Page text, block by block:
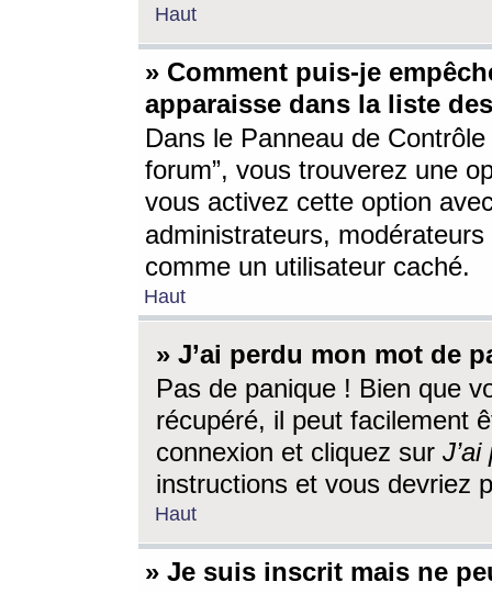
Haut
» Comment puis-je
apparaisse dans la liste
Dans le Panneau de
forum”, vous trouverez une
vous activez cette option
administrateurs,
comme un utilisateur caché.
Haut
» J’ai perdu mon mot de
Pas de panique ! Bien que
récupéré, il peut facilement
connexion et cliquez sur
instructions et vous devriez
Haut
» Je suis inscrit mais ne